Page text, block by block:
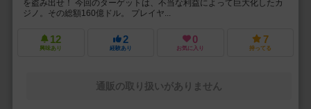
を盗み出せ！ 今回のターゲットは、不当な利益によって巨大化したカ
ジノ。その総額160億ドル。 プレイヤ...
12
興味あり
2
経験あり
0
お気に入り
7
持ってる
通販の取り扱いがありません